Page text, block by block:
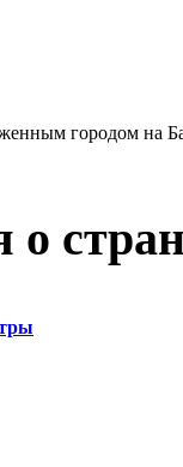
городом на
о